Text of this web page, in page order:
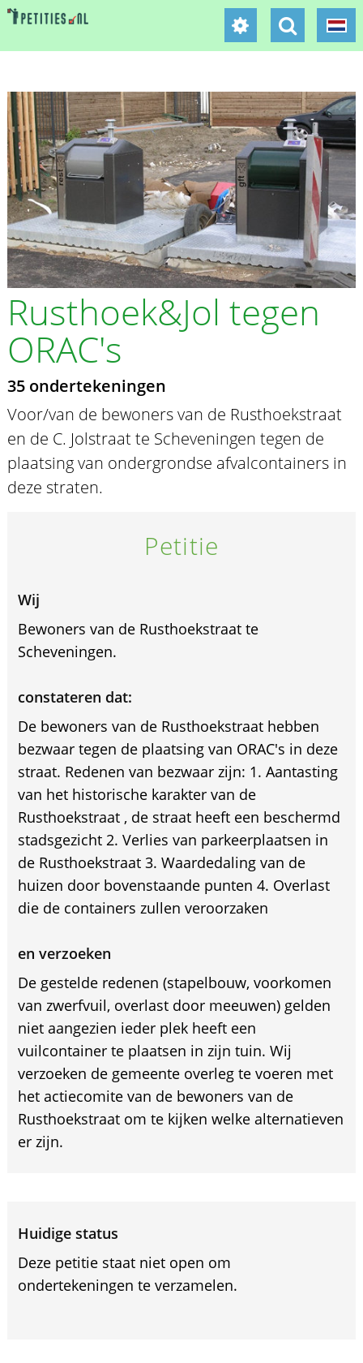
Rusthoek&Jol tegen
ORAC's
35 ondertekeningen
Voor/van de bewoners van de Rusthoekstraat
en de C. Jolstraat te Scheveningen tegen de
plaatsing van ondergrondse afvalcontainers in
deze straten.
Petitie
Wij
Bewoners van de Rusthoekstraat te
Scheveningen.
constateren dat:
De bewoners van de Rusthoekstraat hebben
bezwaar tegen de plaatsing van ORAC's in deze
straat. Redenen van bezwaar zijn: 1. Aantasting
van het historische karakter van de
Rusthoekstraat , de straat heeft een beschermd
stadsgezicht 2. Verlies van parkeerplaatsen in
de Rusthoekstraat 3. Waardedaling van de
huizen door bovenstaande punten 4. Overlast
die de containers zullen veroorzaken
en verzoeken
De gestelde redenen (stapelbouw, voorkomen
van zwerfvuil, overlast door meeuwen) gelden
niet aangezien ieder plek heeft een
vuilcontainer te plaatsen in zijn tuin. Wij
verzoeken de gemeente overleg te voeren met
het actiecomite van de bewoners van de
Rusthoekstraat om te kijken welke alternatieven
er zijn.
Huidige status
Deze petitie staat niet open om
ondertekeningen te verzamelen.